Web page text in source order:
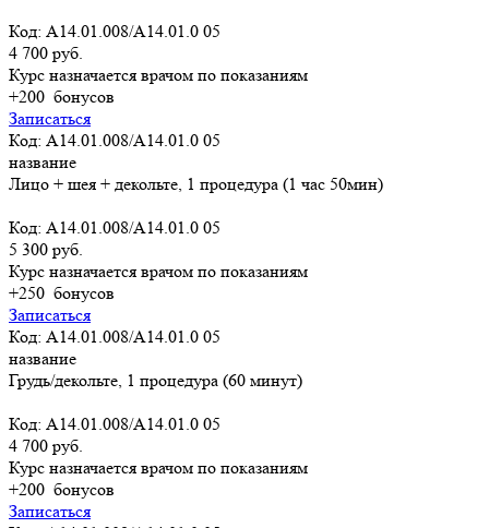
Код: A14.01.008/A14.01.0 05
4 700 руб.
Курс назначается врачом по показаниям
+200 бонусов
Записаться
Код: A14.01.008/A14.01.0 05
название
Лицо + шея + декольте, 1 процедура (1 час 50мин)
Код: A14.01.008/A14.01.0 05
5 300 руб.
Курс назначается врачом по показаниям
+250 бонусов
Записаться
Код: A14.01.008/A14.01.0 05
название
Грудь/декольте, 1 процедура (60 минут)
Код: A14.01.008/A14.01.0 05
4 700 руб.
Курс назначается врачом по показаниям
+200 бонусов
Записаться